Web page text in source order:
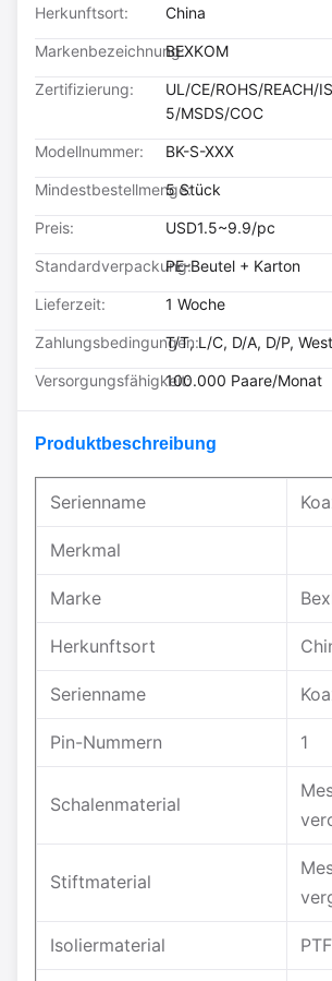
Herkunftsort: China
Markenbezeichnung:BEXKOM
Zertifizierung:
UL/CE/ROHS/REACH/
5/MSDS/COC
Modellnummer: BK-S-XXX
Mindestbestellmenge:5 Stück
Preis: USD1.5~9.9/pc
Standardverpackung:PE-Beutel + Karton
Lieferzeit: 1 Woche
Zahlungsbedingungen:T/T, L/C, D/A, D/P,
Versorgungsfähigkeit:100.000 Paare/Monat
Produktbeschreibung
Serienname
Merkmal
Marke
Herkunftsort
Serienname
Pin-Nummern 1
Schalenmaterial
Stiftmaterial
Isoliermaterial